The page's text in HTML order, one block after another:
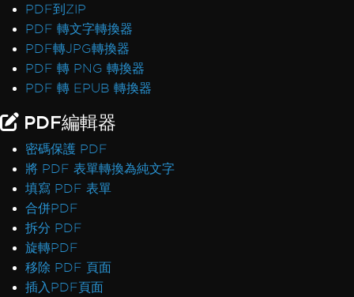
PDF到ZIP
PDF 轉文字轉換器
PDF轉JPG轉換器
PDF 轉 PNG 轉換器
PDF 轉 EPUB 轉換器
PDF編輯器
密碼保護 PDF
將 PDF 表單轉換為純文字
填寫 PDF 表單
合併PDF
拆分 PDF
旋轉PDF
移除 PDF 頁面
插入PDF頁面